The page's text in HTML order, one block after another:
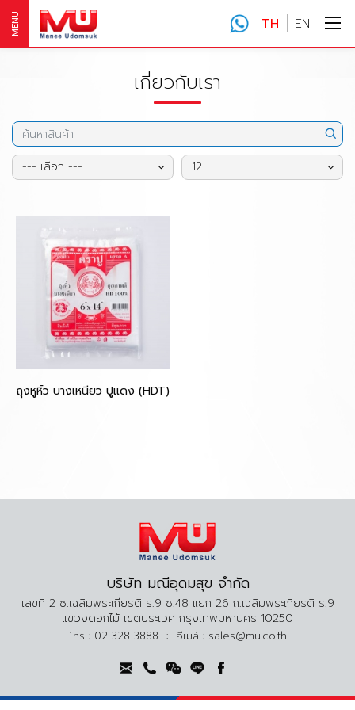
MENU TH EN
เกี่ยวกับเรา
--- เลือก --- 12
ถุงหูหิ้ว บางเหนียว ปูแดง (HDT)
บริษัท มณีอุดมสุข จำกัด
เลขที่ 2 ซ.เฉลิมพระเกียรติ ร.9 ซ.48 แยก 26 ถ.เฉลิมพระเกียรติ ร.9
แขวงดอกไม้ เขตประเวศ กรุงเทพมหานคร 10250
โทร : 02-328-3888 : อีเมล์ : sales@mu.co.th